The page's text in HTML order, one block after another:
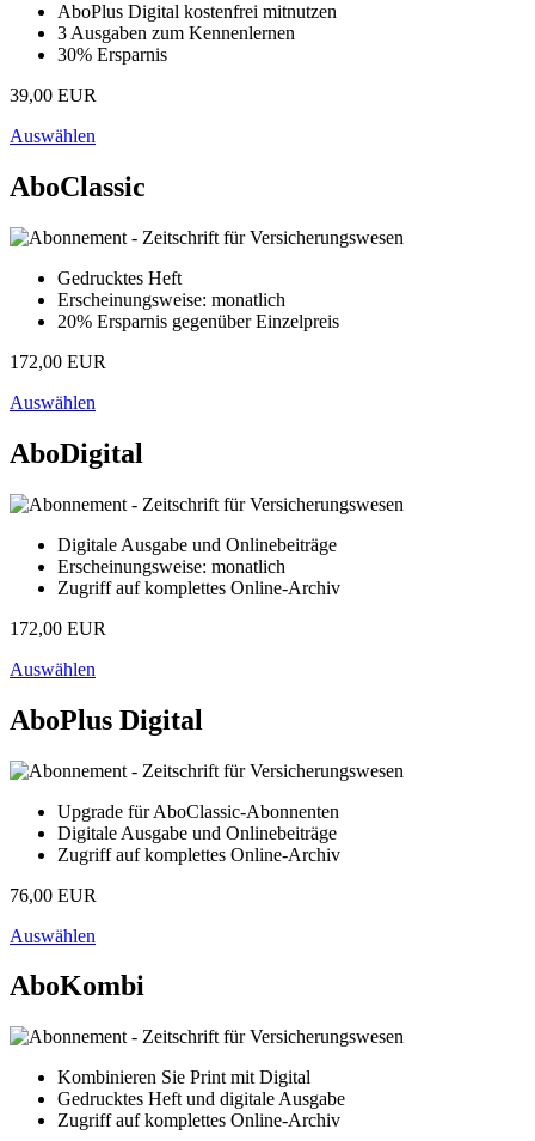
AboPlus Digital kostenfrei mitnutzen
3 Ausgaben zum Kennenlernen
30% Ersparnis
39,00 EUR
Auswählen
AboClassic
Gedrucktes Heft
Erscheinungsweise: monatlich
20% Ersparnis gegenüber Einzelpreis
172,00 EUR
Auswählen
AboDigital
Digitale Ausgabe und Onlinebeiträge
Erscheinungsweise: monatlich
Zugriff auf komplettes Online-Archiv
172,00 EUR
Auswählen
AboPlus Digital
Upgrade für AboClassic-Abonnenten
Digitale Ausgabe und Onlinebeiträge
Zugriff auf komplettes Online-Archiv
76,00 EUR
Auswählen
AboKombi
Kombinieren Sie Print mit Digital
Gedrucktes Heft und digitale Ausgabe
Zugriff auf komplettes Online-Archiv